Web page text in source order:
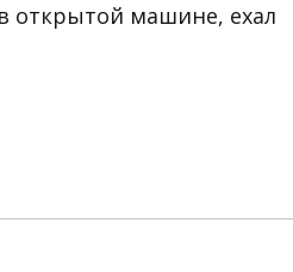
открытой машине, ехал